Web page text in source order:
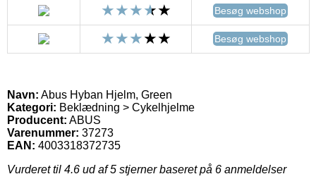
Besøg webshop
Besøg webshop
Navn: Abus Hyban Hjelm, Green
Kategori: Beklædning > Cykelhjelme
Producent: ABUS
Varenummer: 37273
EAN: 4003318372735
Vurderet til 4.6 ud af 5 stjerner baseret på 6 anmeldelser